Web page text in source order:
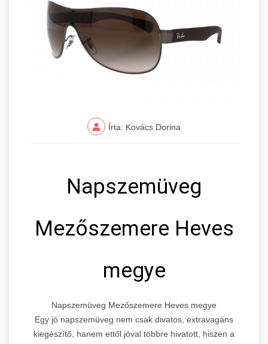
Írta: Kovács Dorina
Napszemüveg
Mezőszemere Heves
megye
Napszemüveg Mezőszemere Heves megye
Egy jó napszemüveg nem csak divatos, extravagáns
kiegészítő, hanem ettől jóval többre hivatott, hiszen a